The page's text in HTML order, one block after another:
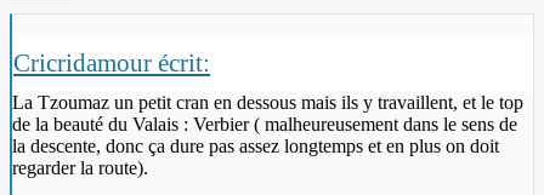
Cricridamour écrit:
La Tzoumaz un petit cran en dessous mais ils y travaillent, et le top
de la beauté du Valais : Verbier ( malheureusement dans le sens de
la descente, donc ça dure pas assez longtemps et en plus on doit
regarder la route).